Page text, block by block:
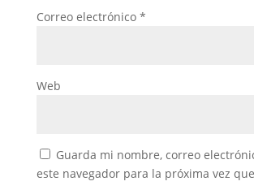
Correo electrónico *
Web
Guarda mi nombre, correo
este navegador para la próxima vez